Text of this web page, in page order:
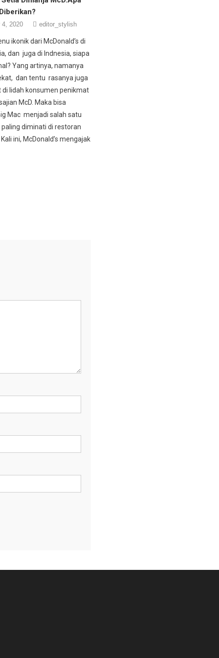
4, 2020 editor_stylish
ikonik dari McDonald’s di
dan juga di Indnesia, siapa
Yang artinya, namanya
dan tentu rasanya juga
di lidah konsumen penikmat
McD. Maka bisa
Mac menjadi salah satu
paling diminati di restoran
Kali ini, McDonald’s mengajak